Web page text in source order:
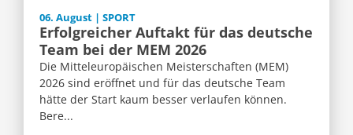
06. August | SPORT
Erfolgreicher Auftakt für das deutsche
Team bei der MEM 2026
Die Mitteleuropäischen Meisterschaften (MEM)
2026 sind eröffnet und für das deutsche Team
hätte der Start kaum besser verlaufen können.
Bere...